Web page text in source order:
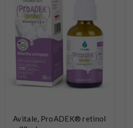
Avitale, ProADEK® retinol